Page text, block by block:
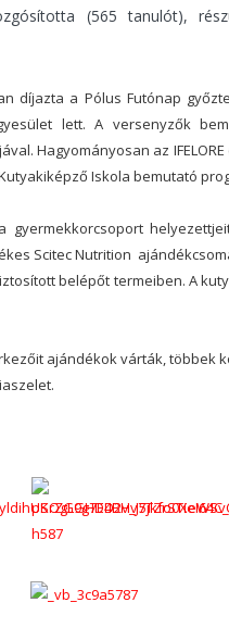
(565 tanulót),
díjazta a Pólus Futónap
lett. A versenyzők
Hagyományosan az
Iskola bemutató
gyermekkorcsoport
Scitec Nutrition
belépőt termeiben. A
ajándékok várták, többek